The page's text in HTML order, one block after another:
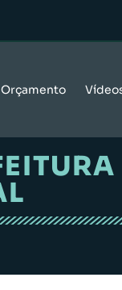
Orçamento